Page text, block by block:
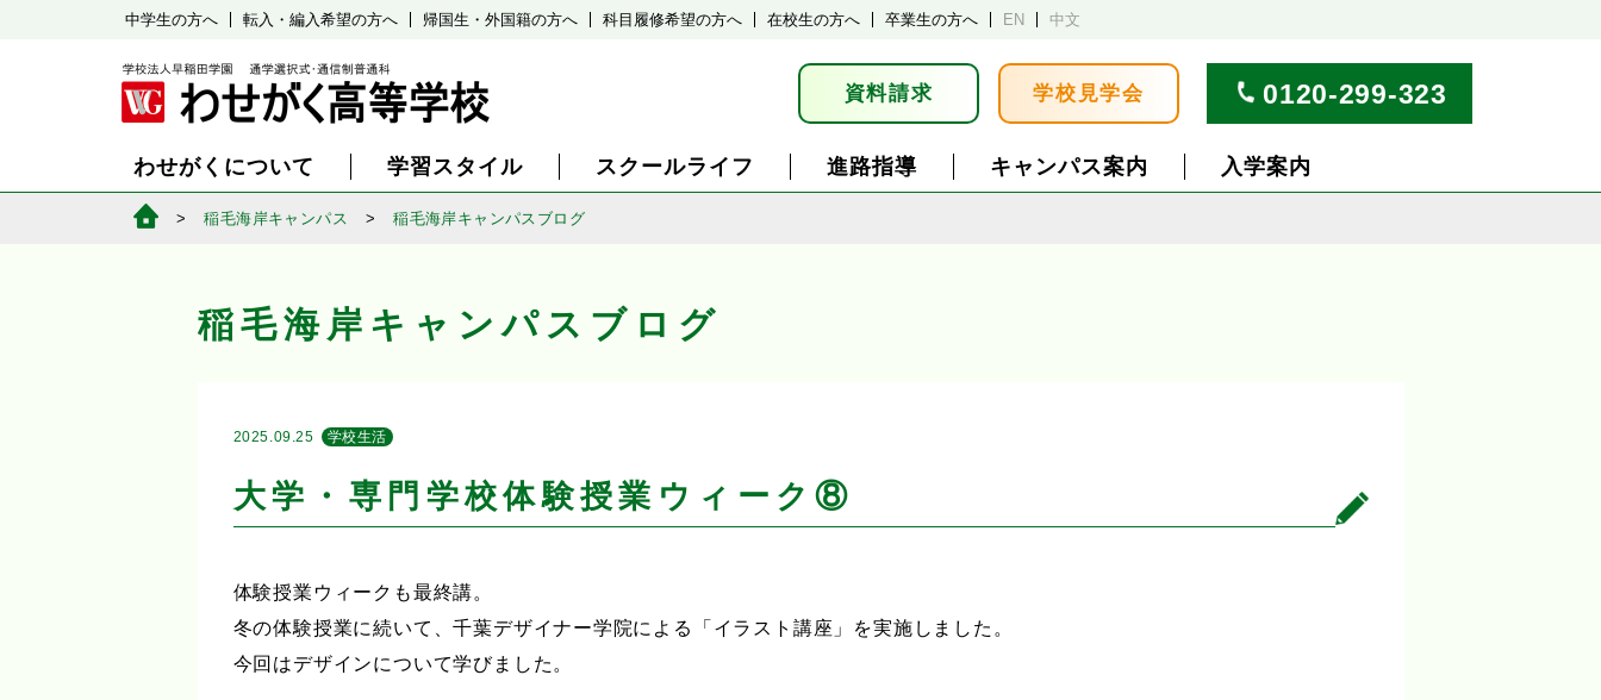
中学生の方へ 転入・編入希望の方へ 帰国生・外国籍の方へ 科目履修希望の方へ 在校生の方へ 卒業生の方へ EN 中文
資料請求 学校見学会 0120-299-323
わせがくについて 学習スタイル スクールライフ 進路指導 キャンパス案内 入学案内
稲毛海岸キャンパス 稲毛海岸キャンパスブログ
稲毛海岸キャンパスブログ
2025.09.25 学校生活
大学・専門学校体験授業ウィーク⑧
体験授業ウィークも最終講。
冬の体験授業に続いて、千葉デザイナー学院による「イラスト講座」を実施しました。
今回はデザインについて学びました。